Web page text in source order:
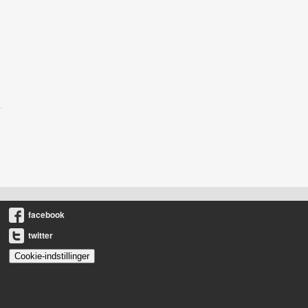
facebook
twitter
Cookie-indstillinger